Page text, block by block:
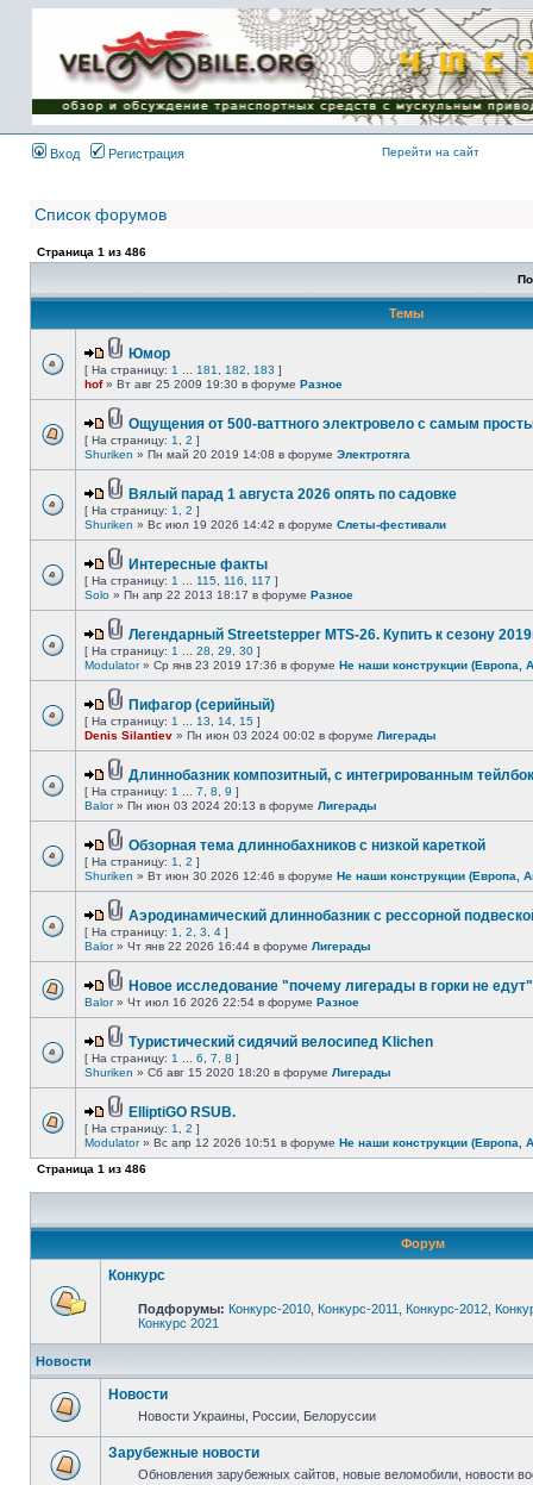
Имя пользователя:
Пароль:
{ LOG_ME_IN_SHORT
}
Вход
Регистрация Перейти на сайт
Список форумов
Страница 1 из 486
Темы
Юмор
[ На страницу: 1 181 182 183 ]
hof» Вт авг 25 2009 19:30 в форуме Разное
Ощущения от 500-ваттного электровело с самым
[ На страницу: 1 2 ]
Shuriken » Пн май 20 2019 14:08 в форуме Электротяга
Вялый парад 1 августа 2026 опять по садовке
[ На страницу: 1 2 ]
Shuriken » Вс июл 19 2026 14:42 в форуме Слеты-фестивали
Интересные факты
[ На страницу: 1 115 116 117 ]
Solo » Пн апр 22 2013 18:17 в форуме Разное
Легендарный Streetstepper MTS-26. Купить к сезону
[ На страницу: 1 28 29 30 ]
Modulator» Ср янв 23 2019 17:36 в форуме Не наши конструкции (Европа,
Пифагор (серийный)
[ На страницу: 1 13 14 15 ]
Denis Silantiev » Пн июн 03 2024 00:02 в форуме Лигерады
Длиннобазник композитный, с интегрированным
[ На страницу: 1 7 8 9 ]
Balor» Пн июн 03 2024 20:13 в форуме Лигерады
Обзорная тема длиннобахников с низкой кареткой
[ На страницу: 1 2 ]
Shuriken » Вт июн 30 2026 12:46 в форуме Не наши конструкции (Европа,
Аэродинамический длиннобазник с рессорной
[ На страницу: 1 2 3 4 ]
Balor» Чт янв 22 2026 16:44 в форуме Лигерады
Новое исследование "почему лигерады в горки не
Balor» Чт июл 16 2026 22:54 в форуме Разное
Туристический сидячий велосипед Klichen
[ На страницу: 1 6 7 8 ]
Shuriken » Сб авг 15 2020 18:20 в форуме Лигерады
ElliptiGO RSUB.
[ На страницу: 1 2 ]
Modulator» Вс апр 12 2026 10:51 в форуме Не наши конструкции (Европа,
Страница 1 из 486
Форум
Конкурс
Подфорумы: Конкурс-2010 Конкурс-2011 Конкурс-2012
Конкурс 2021
Новости
Новости
Новости Украины, России, Белоруссии
Зарубежные новости
Обновления зарубежных сайтов, новые веломобили, новости